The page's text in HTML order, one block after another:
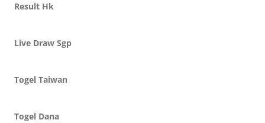
Result Hk
Live Draw Sgp
Togel Taiwan
Togel Dana